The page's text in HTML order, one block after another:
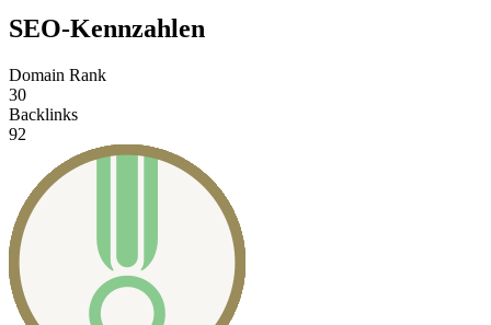
SEO-Kennzahlen
Domain Rank
30
Backlinks
92